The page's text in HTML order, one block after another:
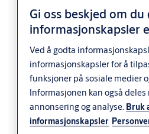
Assa Abloy 815-50 analog
Bruksområde
brukes som en daglås der
sikkerhet enn et elektrisk
brukervennlige da de åpner
trafikk. 815-50 har omvendt og
Driftspenning fra 12-24VDC. 815-
Gi oss beskjed om du
informasjonskapsler
Ved å godta
informasjonskapsler for å
funksjoner på sosiale medier
Informasjonen kan også
annonsering og analyse. Bruk
informasjonskapsler